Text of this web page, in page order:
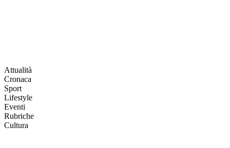
Attualità
Cronaca
Sport
Lifestyle
Eventi
Rubriche
Cultura